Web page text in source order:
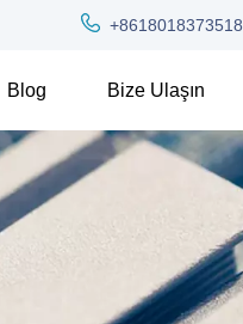
+8618018373518
Blog Bize Ulaşın